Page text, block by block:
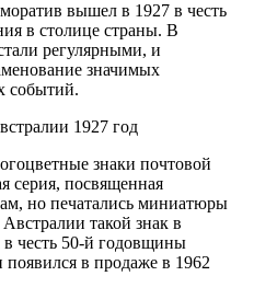
вышел в 1927 в честь
в столице страны. В
регулярными, и
значимых
событий.
знаки почтовой
серия, посвященная
но печатались миниатюры
такой знак в
честь 50-й годовщины
появился в продаже в 1962